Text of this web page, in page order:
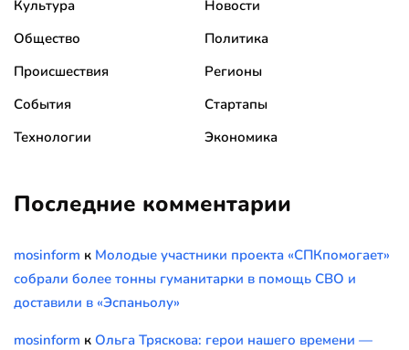
Культура
Новости
Общество
Политика
Происшествия
Регионы
События
Стартапы
Технологии
Экономика
Последние комментарии
mosinform к Молодые участники проекта «СПКпомогает»
собрали более тонны гуманитарки в помощь СВО и
доставили в «Эспаньолу»
mosinform к Ольга Тряскова: герои нашего времени —